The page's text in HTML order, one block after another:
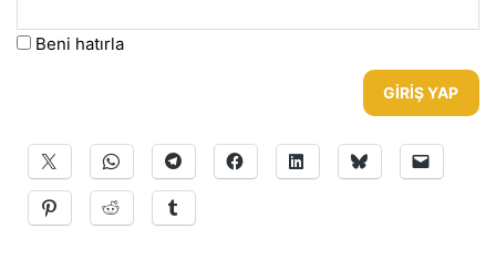
Beni hatırla
GIRIŞ YAP